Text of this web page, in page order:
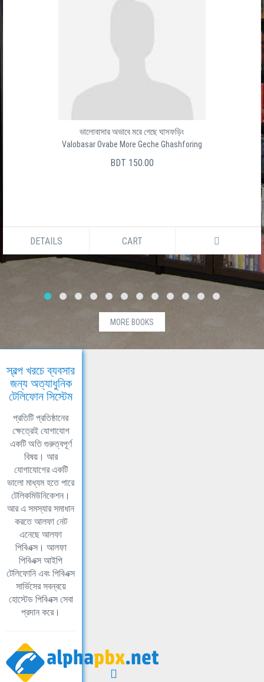
ভালোবাসার অভাবে মরে গেছে ঘাসফড়িং
Valobasar Ovabe More Geche Ghashforing
BDT 150.00
DETAILS CART
MORE BOOKS
স্বল্প খরচে ব্যবসার
জন্য অত্যাধুনিক
টেলিফোন সিস্টেম
প্রতিটি প্রতিষ্ঠানের
ক্ষেত্রেই যোগাযোগ
একটি অতি গুরুত্বপূর্ণ
বিষয়। আর
যোগাযোগের একটি
ভালো মাধ্যম হতে পারে
টেলিকমিউনিকেশন।
আর এ সমস্যার সমাধান
করতে আলফা নেট
এনেছে আলফা
পিবিএক্স। আলফা
পিবিএক্স আইপি
টেলিফোনি এবং পিবিএক্স
সার্ভিসের সবন্বয়ে
হোস্টেড পিবিএক্স সেবা
প্রদান করে।